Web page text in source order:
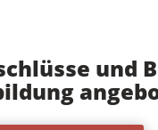
und